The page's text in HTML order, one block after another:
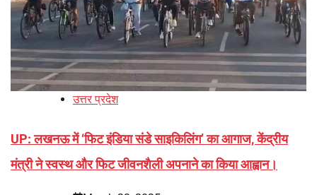
उत्तर प्रदेश
UP: लखनऊ में ‘फिट इंडिया संडे साइकिलिंग’ का आगाज, केंद्रीय
मंत्री ने स्वस्थ और फिट जीवनशैली अपनाने का किया आह्वान।